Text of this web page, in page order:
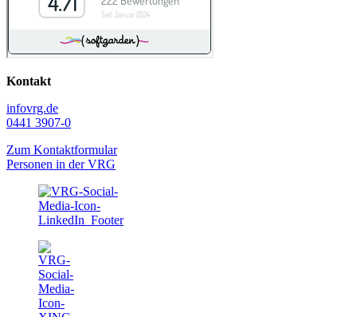
Kontakt
infovrg.de
0441 3907-0
Zum Kontaktformular
Personen in der VRG